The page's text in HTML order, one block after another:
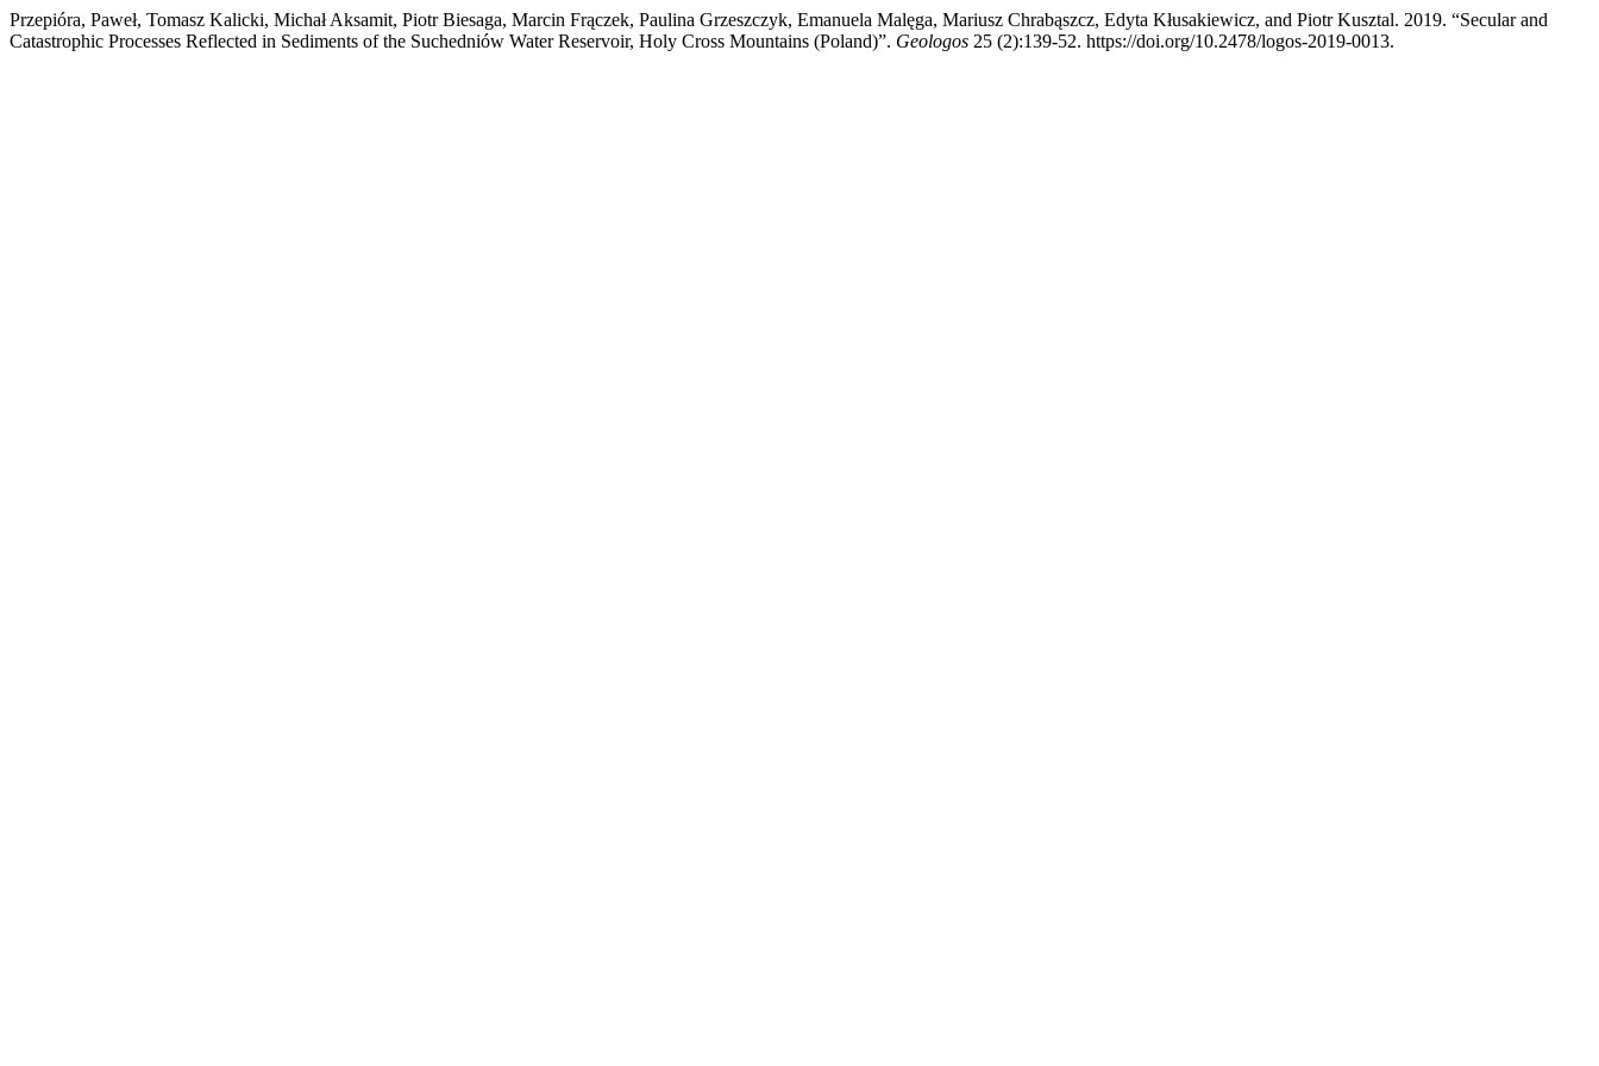
Przepióra, Paweł, Tomasz Kalicki, Michał Aksamit, Piotr Biesaga, Marcin Frączek, Paulina Grzeszczyk, Emanuela Malęga, Mariusz Chrabąszcz, Edyta Kłusakiewicz, and Piotr Kusztal. 2019. “Secular and
Catastrophic Processes Reflected in Sediments of the Suchedniów Water Reservoir, Holy Cross Mountains (Poland)”. Geologos 25 (2):139-52. https://doi.org/10.2478/logos-2019-0013.